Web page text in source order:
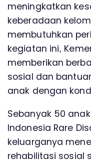
meningkatkan
keberadaan
membutuhkan
kegiatan ini,
memberikan
sosial dan
anak dengan
Sebanyak 50
Indonesia Rare
keluarganya
rehabilitasi sosial